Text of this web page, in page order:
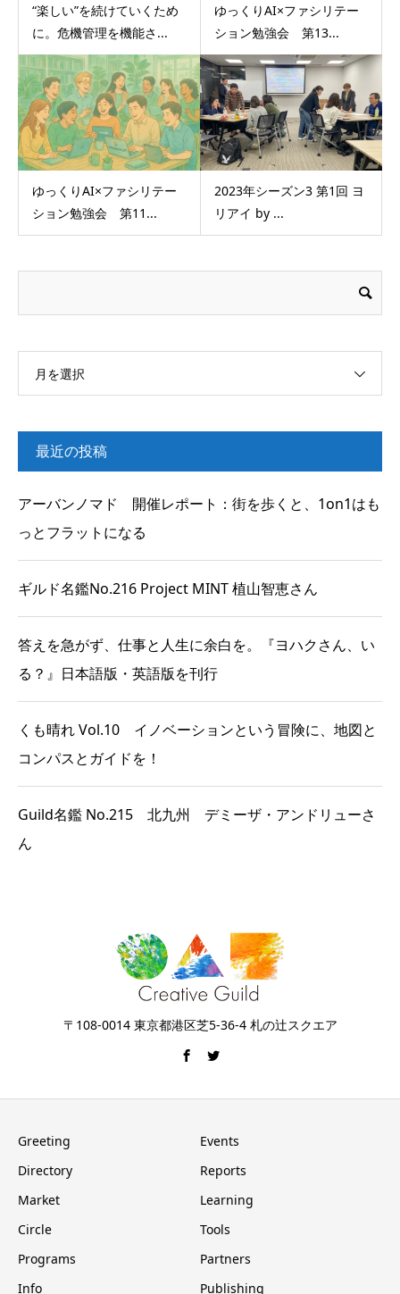
“楽しい”を続けていくため
に。危機管理を機能さ...
ゆっくりAI×ファシリテー
ション勉強会 第13...
ゆっくりAI×ファシリテー
ション勉強会 第11...
2023年シーズン3 第1回 ヨ
リアイ by ...
月を選択
最近の投稿
アーバンノマド 開催レポート：街を歩くと、1on1はも
っとフラットになる
ギルド名鑑No.216 Project MINT 植山智恵さん
答えを急がず、仕事と人生に余白を。『ヨハクさん、い
る？』日本語版・英語版を刊行
くも晴れ Vol.10 イノベーションという冒険に、地図と
コンパスとガイドを！
Guild名鑑 No.215 北九州 デミーザ・アンドリューさ
ん
〒108-0014 東京都港区芝5-36-4 札の辻スクエア
Greeting
Events
Directory
Reports
Market
Learning
Circle
Tools
Programs
Partners
Info
Publishing